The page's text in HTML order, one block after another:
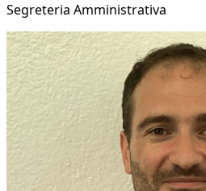
Segreteria Amministrativa